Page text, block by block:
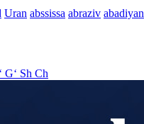
Uran abssissa abraziv abadiyan
G‘ Sh Ch